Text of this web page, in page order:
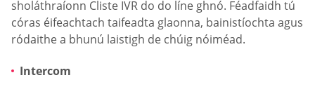
sholáthraíonn Cliste IVR do do líne ghnó. Féadfaidh tú
córas éifeachtach taifeadta glaonna, bainistíochta agus
ródaithe a bhunú laistigh de chúig nóiméad.
Intercom